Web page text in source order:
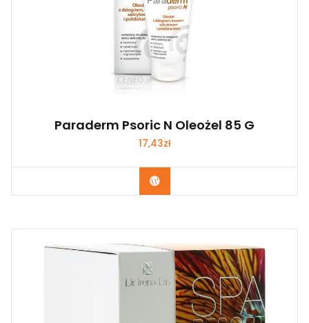
Paraderm Psoric N Oleożel 85 G
17,43zł
Zobacz